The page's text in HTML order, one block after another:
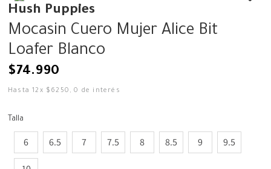
Hush Puppies
Mocasin Cuero Mujer Alice Bit
Loafer Blanco
$74.990
Hasta12 x $ 6250 ,0 de interés
Talla
6 6.5 7 7.5 8 8.5 9 9.5